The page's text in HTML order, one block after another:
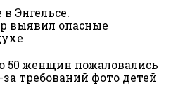
Энгельсе.
выявил опасные
50 женщин пожаловались
требований фото детей